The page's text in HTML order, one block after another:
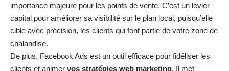
importance majeure pour les points de vente. C’est un levier
capital pour améliorer sa visibilité sur le plan local, puisqu’elle
cible avec précision, les clients qui font partie de votre zone de
chalandise.
De plus, Facebook Ads est un outil efficace pour fidéliser les
clients et animer vos stratégies web marketing. Il met